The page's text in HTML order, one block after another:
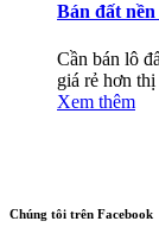
Bán đất
Cần bán lô
giá rẻ hơn
Xem thêm
Chúng tôi trên Facebook